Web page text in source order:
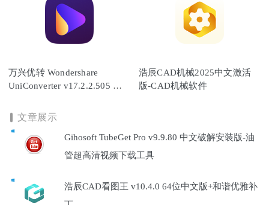
万兴优转 Wondershare
UniConverter v17.2.2.505 免
浩辰CAD机械2025中文激活
版-CAD机械软件
文章展示
Gihosoft TubeGet Pro v9.9.80 中文破解安装版-油
管超高清视频下载工具
浩辰CAD看图王 v10.4.0 64位中文版+和谐优雅补